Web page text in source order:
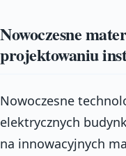
Nowoczesne
projektowaniu
Nowoczesne
elektrycznych
na innowacyjnych